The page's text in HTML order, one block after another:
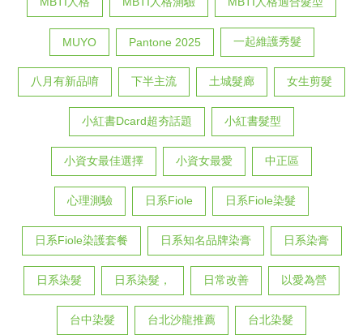
MUYO Pantone 2025 一起維護秀髮
八月有新品唷 下半主流 土城髮廊 女生剪髮
小紅書Dcard超夯話題 小紅書髮型
小資女最佳選擇 小資女最愛 中正區
心理測驗 日系Fiole 日系Fiole染髮
日系Fiole染護套餐 日系知名品牌染膏 日系染膏
日系染髮 日系染髮， 日常改善 以愛為營
台中染髮 台北沙龍推薦 台北染髮